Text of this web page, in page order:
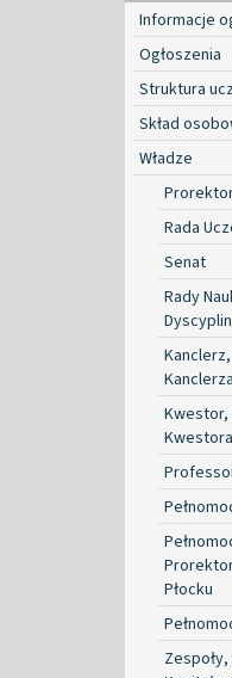
Informacje
Ogłoszenia
Struktura
Skład
Władze
Rada
Senat
Rady
Dyscyplin
Kanclerza
Kwestor,
Kwestora
Płocku